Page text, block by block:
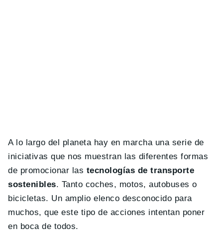
A lo largo del planeta hay en marcha una serie de
iniciativas que nos muestran las diferentes formas
de promocionar las tecnologías de transporte
sostenibles. Tanto coches, motos, autobuses o
bicicletas. Un amplio elenco desconocido para
muchos, que este tipo de acciones intentan poner
en boca de todos.